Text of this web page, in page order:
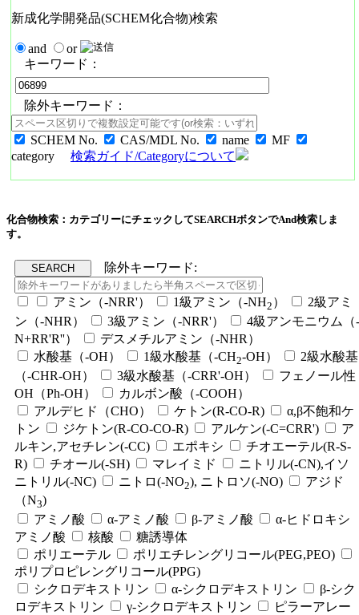
新成化学開発品(SCHEM化合物)検索
and
or
キーワード：
除外キーワード：
SCHEM No. CAS/MDL No. name
MF
category
検索ガイド/Categoryについて
化合物検索：カテゴリーにチェックしてSEARCHボタンでAnd検索しま
す。
除外キーワード:
アミン（-NRR'） 1級アミン（-NH2 ）
2級アミ
ン（-NHR）
3級アミン（-NRR'）
4級アンモニウム（-
N+RR'R''）
デスメチルアミン（-NHR）
水酸基（-OH）
1級水酸基（-CH2-OH）
2級水酸基
（-CHR-OH）
3級水酸基（-CRR'-OH）
フェノール性
OH（Ph-OH）
カルボン酸（-COOH）
アルデヒド（CHO）
ケトン(R-CO-R)
α,β不飽和ケ
トン
ジケトン(R-CO-CO-R) アルケン(-C=CRR')
ア
ルキン,アセチレン(-CC)
エポキシ
チオエーテル(R-S-
R)
チオール(-SH) マレイミド
ニトリル(-CN),イソ
ニトリル(-NC)
ニトロ(-NO2), ニトロソ(-NO)
アジド
（N3)
アミノ酸
α-アミノ酸 β-アミノ酸
α-ヒドロキシ
アミノ酸
核酸
糖誘導体
ポリエーテル
ポリエチレングリコール(PEG,PEO)
ポリプロピレングリコール(PPG)
シクロデキストリン
α-シクロデキストリン
β-シク
ロデキストリン
γ-シクロデキストリン ピラーアレー